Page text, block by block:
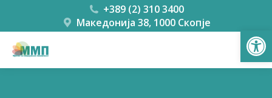
+389 (2) 310 3400
Македонија 38, 1000 Скопје